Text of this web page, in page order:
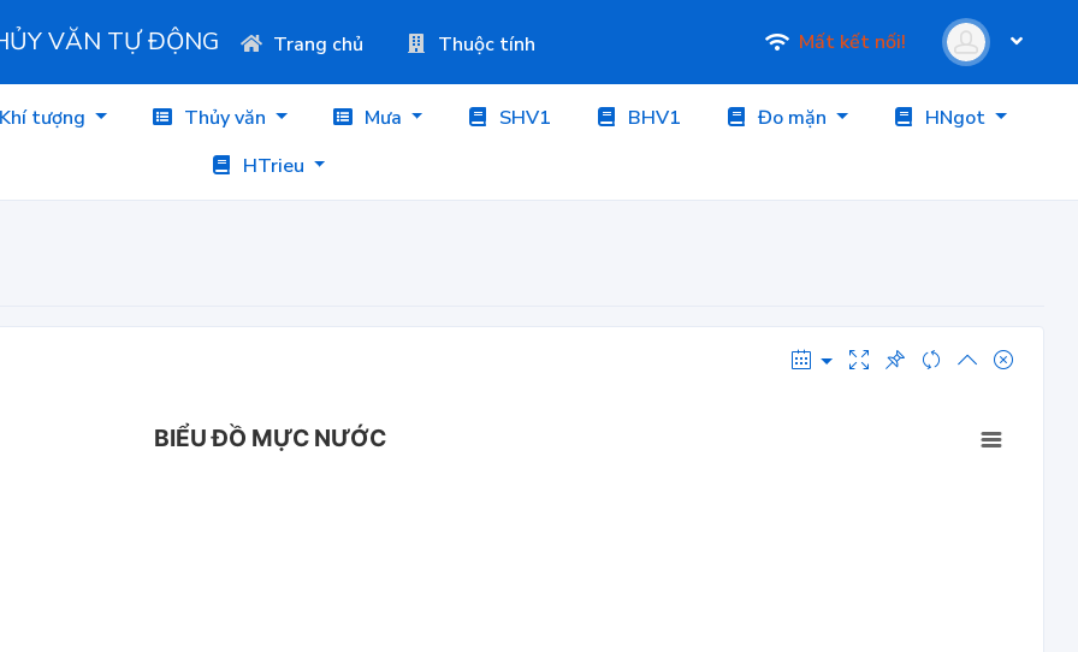
VĂN TỰ ĐỘNG Trang chủ Thuộc tính Mất kết nối!
Khí tượng Thủy văn Mưa SHV1 BHV1 Đo mặn
HNgot
HTrieu
BIỂU ĐỒ MỰC NƯỚC